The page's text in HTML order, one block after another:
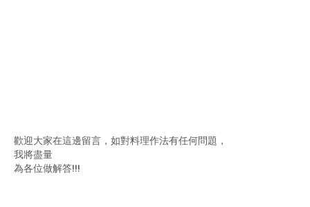
歡迎大家在這邊留言，如對料理作法有任何問題，
我將盡量
為各位做解答!!!